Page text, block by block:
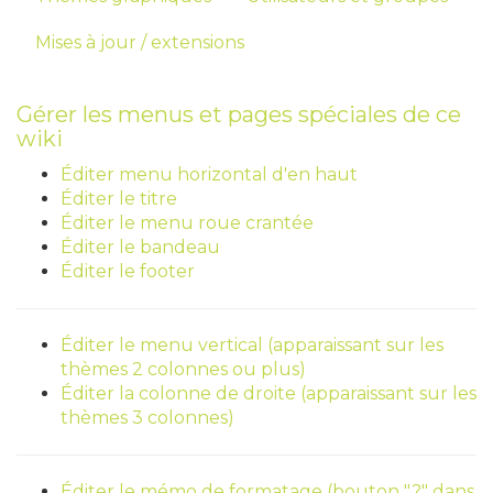
Mises à jour / extensions
Gérer les menus et pages spéciales de ce
wiki
Éditer menu horizontal d'en haut
Éditer le titre
Éditer le menu roue crantée
Éditer le bandeau
Éditer le footer
Éditer le menu vertical (apparaissant sur les
thèmes 2 colonnes ou plus)
Éditer la colonne de droite (apparaissant sur les
thèmes 3 colonnes)